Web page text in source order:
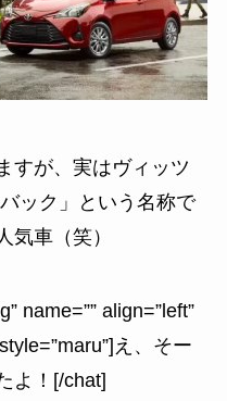
すが、実はヴィッツ
ック」という名称で
気車（笑）
name=”” align=”left”
え、そー
よ！[/chat]